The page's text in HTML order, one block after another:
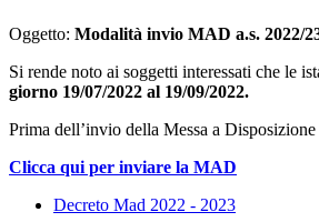
Oggetto: Modalità invio MAD a.s. 2022/
Si rende noto ai soggetti interessati che le
giorno 19/07/2022 al 19/09/2022.
Prima dell’invio della Messa a
Clicca qui per inviare la MAD
Decreto Mad 2022 - 2023